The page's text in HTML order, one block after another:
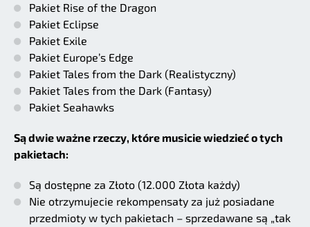
Pakiet Rise of the Dragon
Pakiet Eclipse
Pakiet Exile
Pakiet Europe’s Edge
Pakiet Tales from the Dark (Realistyczny)
Pakiet Tales from the Dark (Fantasy)
Pakiet Seahawks
Są dwie ważne rzeczy, które musicie wiedzieć o tych
pakietach:
Są dostępne za Złoto (12.000 Złota każdy)
Nie otrzymujecie rekompensaty za już posiadane
przedmioty w tych pakietach – sprzedawane są „tak